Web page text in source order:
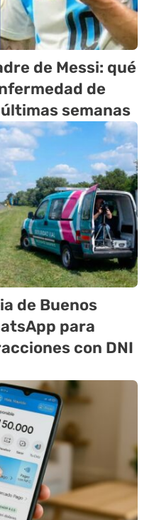
de Messi: qué
de
semanas
de Buenos
para
con DNI